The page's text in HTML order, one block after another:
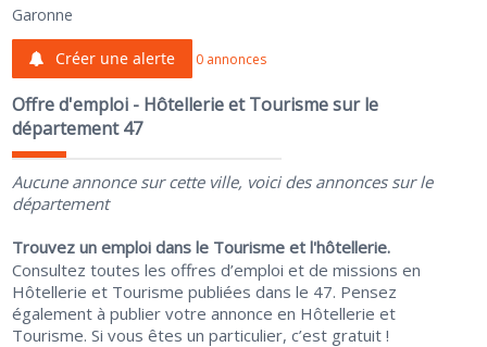
Garonne
Créer une alerte 0 annonces
Offre d'emploi - Hôtellerie et Tourisme sur le
département 47
Aucune annonce sur cette ville, voici des annonces sur le
département
Trouvez un emploi dans le Tourisme et l'hôtellerie.
Consultez toutes les offres d’emploi et de missions en
Hôtellerie et Tourisme publiées dans le 47. Pensez
également à publier votre annonce en Hôtellerie et
Tourisme. Si vous êtes un particulier, c’est gratuit !